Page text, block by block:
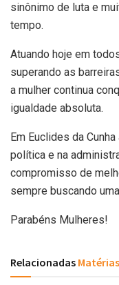
sinônimo de luta e
tempo.
Atuando hoje em
superando as
a mulher continua
igualdade absoluta.
Em Euclides da
política e na
compromisso de
sempre buscando
Parabéns Mulheres!
Relacionadas Matérias